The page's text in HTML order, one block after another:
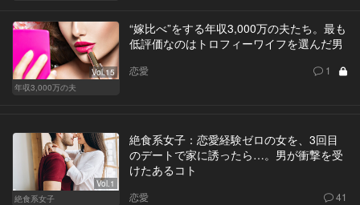
Vol.15
年収3,000万の夫
“嫁比べ”をする年収3,000万の夫たち。最も
低評価なのはトロフィーワイフを選んだ男
恋愛 1
Vol.1
絶食系女子
絶食系女子：恋愛経験ゼロの女を、3回目
のデートで家に誘ったら…。男が衝撃を受
けたあるコト
恋愛 41